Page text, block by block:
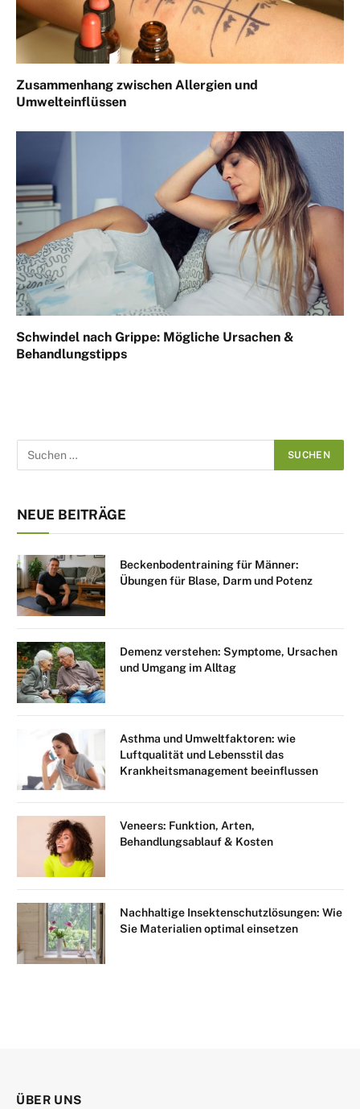
Zusammenhang zwischen Allergien und
Umwelteinflüssen
Schwindel nach Grippe: Mögliche Ursachen &
Behandlungstipps
NEUE BEITRÄGE
Beckenbodentraining für Männer:
Übungen für Blase, Darm und Potenz
Demenz verstehen: Symptome, Ursachen
und Umgang im Alltag
Asthma und Umweltfaktoren: wie
Luftqualität und Lebensstil das
Krankheitsmanagement beeinflussen
Veneers: Funktion, Arten,
Behandlungsablauf & Kosten
Nachhaltige Insektenschutzlösungen: Wie
Sie Materialien optimal einsetzen
ÜBER UNS